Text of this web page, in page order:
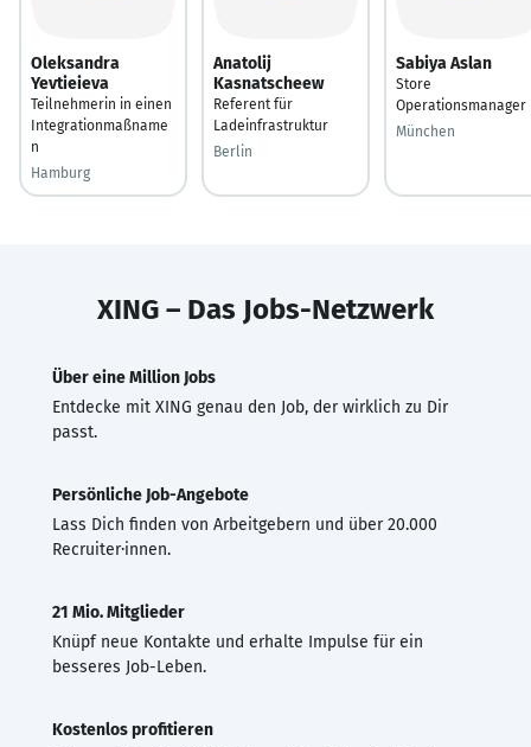
Oleksandra
Yevtieieva
Teilnehmerin in einen
Integrationmaßname
n
Hamburg
Anatolij
Kasnatscheew
Referent für
Ladeinfrastruktur
Berlin
Sabiya Aslan
Store
Operationsmanager
München
XING – Das Jobs-Netzwerk
Über eine Million Jobs
Entdecke mit XING genau den Job, der wirklich zu Dir
passt.
Persönliche Job-Angebote
Lass Dich finden von Arbeitgebern und über 20.000
Recruiter·innen.
21 Mio. Mitglieder
Knüpf neue Kontakte und erhalte Impulse für ein
besseres Job-Leben.
Kostenlos profitieren